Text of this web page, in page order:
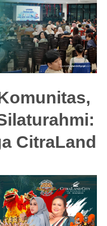
CitraLand